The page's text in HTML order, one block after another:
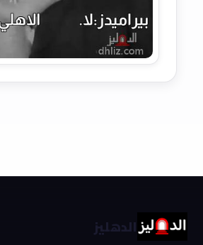
الدهليز